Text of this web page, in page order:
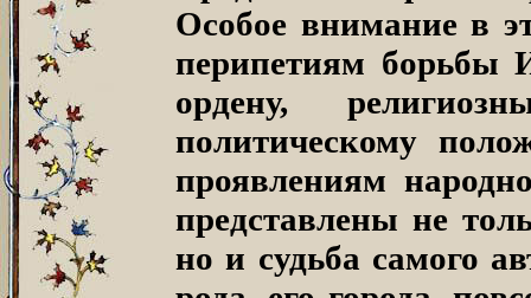
Особое внимание в
перипетиям борьбы
ордену,
политическому
проявлениям
представлены не
но и судьба самого